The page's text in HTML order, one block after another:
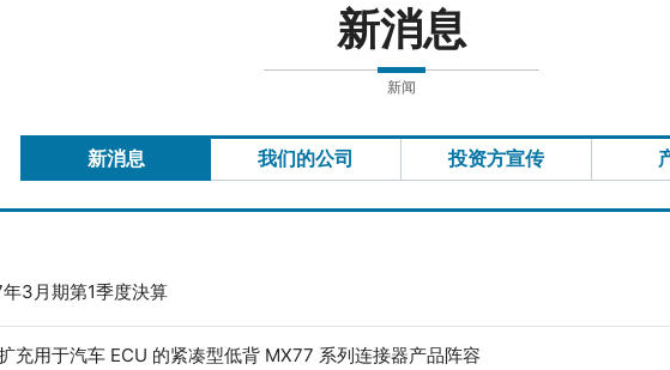
新消息
新闻
新消息 我们的公司 投资方宣传
3月期第1季度決算
充用于汽车 ECU 的紧凑型低背 MX77 系列连接器产品阵容